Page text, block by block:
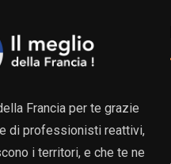
Francia per te grazie
di professionisti reattivi,
i territori, e che te ne